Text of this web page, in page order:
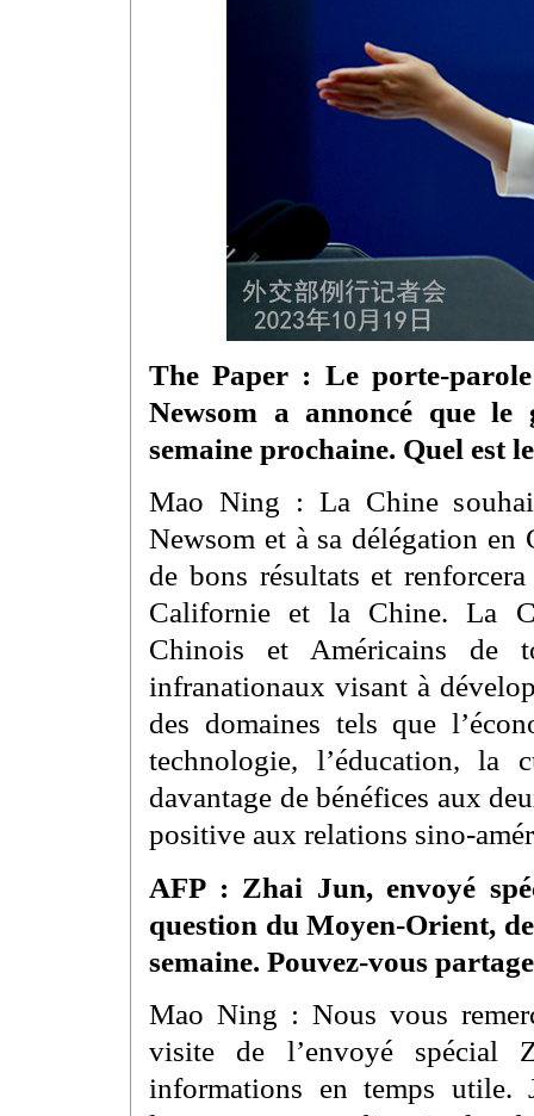
The Paper : Le porte-
Newsom a annoncé que
semaine prochaine. Quel est
Mao Ning : La Chine
Newsom et à sa délégation en
de bons résultats et
Californie et la Chine. La
Chinois et Américains de
infranationaux visant à
des domaines tels que
technologie, l’éducation, la
davantage de bénéfices aux
positive aux relations sino-
AFP : Zhai Jun, envoyé
question du Moyen-Orient,
semaine. Pouvez-vous
Mao Ning : Nous vous
visite de l’envoyé spécial
informations en temps utile.